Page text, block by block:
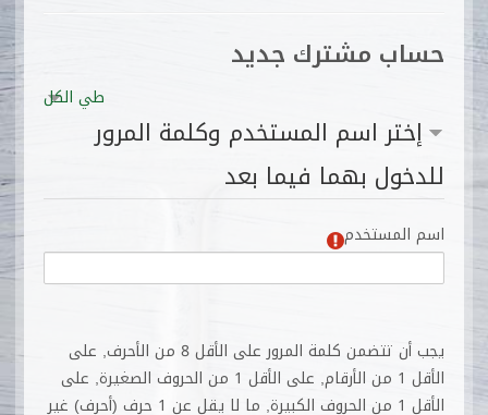
حساب مشترك جديد
طي الكل
إختر اسم المستخدم وكلمة المرور
للدخول بهما فيما بعد
اسم المستخدم
يجب أن تتضمن كلمة المرور على الأقل 8 من الأحرف, على
الأقل 1 من الأرقام, على الأقل 1 من الحروف الصغيرة, على
الأقل 1 من الحروف الكبيرة, ما لا يقل عن 1 حرف (أحرف) غير